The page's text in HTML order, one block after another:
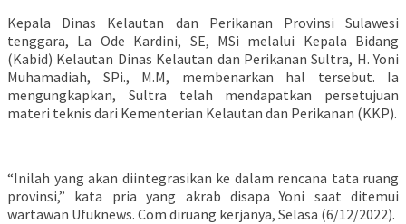
Kepala Dinas Kelautan dan Perikanan Provinsi Sulawesi
tenggara, La Ode Kardini, SE, MSi melalui Kepala Bidang
(Kabid) Kelautan Dinas Kelautan dan Perikanan Sultra, H. Yoni
Muhamadiah, SPi., M.M, membenarkan hal tersebut. Ia
mengungkapkan, Sultra telah mendapatkan persetujuan
materi teknis dari Kementerian Kelautan dan Perikanan (KKP).
“Inilah yang akan diintegrasikan ke dalam rencana tata ruang
provinsi,” kata pria yang akrab disapa Yoni saat ditemui
wartawan Ufuknews. Com diruang kerjanya, Selasa (6/12/2022).